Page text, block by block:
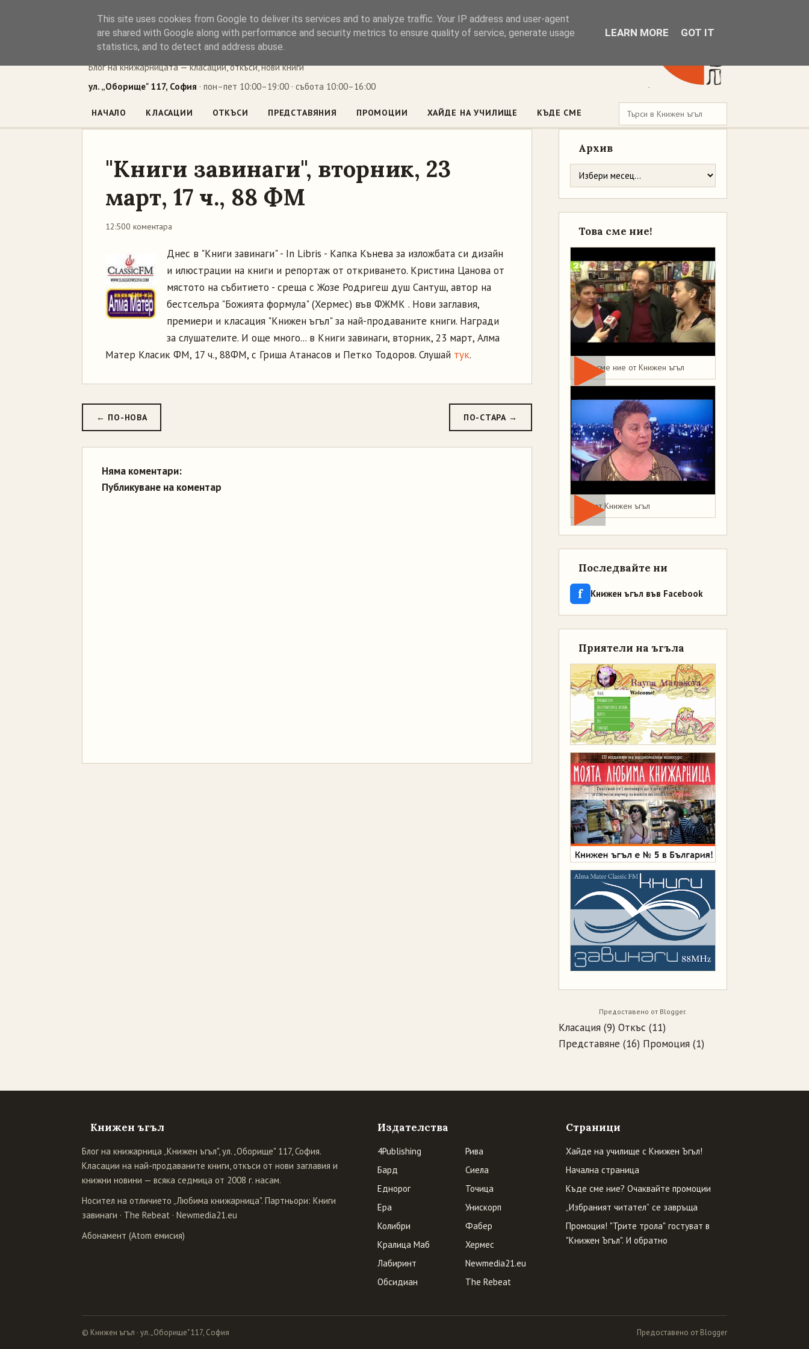
Книжен ъгъл
Блог на книжарницата — класации, откъси, нови книги
ул. „Оборище" 117, София · пон–пет 10:00–19:00 · събота 10:00–16:00
НАЧАЛО КЛАСАЦИИ ОТКЪСИ ПРЕДСТАВЯНИЯ ПРОМОЦИИ ХАЙДЕ НА УЧИЛИЩЕ КЪДЕ СМЕ
"Книги завинаги", вторник, 23
март, 17 ч., 88 ФМ
12:500 коментара
Днес в "Книги завинаги" - In Libris - Капка Кънева за изложбата си дизайн
и илюстрации на книги и репортаж от откриването. Кристина Цанова от
мястото на събитието - среща с Жозе Родригеш душ Сантуш, автор на
бестселъра "Божията формула" (Хермес) във ФЖМК . Нови заглавия,
премиери и класация "Книжен ъгъл" за най-продаваните книги. Награди
за слушателите. И още много... в Книги завинаги, вторник, 23 март, Алма
Матер Класик ФМ, 17 ч., 88ФМ, с Гриша Атанасов и Петко Тодоров. Слушай тук.
← ПО-НОВА ПО-СТАРА →
Няма коментари:
Публикуване на коментар
Архив
Това сме ние!
Това сме ние от Книжен ъгъл
Мая от Книжен ъгъл
Последвайте ни
f Книжен ъгъл във Facebook
Приятели на ъгъла
Предоставено от Blogger.
Класация (9) Откъс (11)
Представяне (16) Промоция (1)
Книжен ъгъл
Блог на книжарница „Книжен ъгъл", ул. „Оборище" 117, София.
Класации на най-продаваните книги, откъси от нови заглавия и
книжни новини — всяка седмица от 2008 г. насам.
Носител на отличието „Любима книжарница". Партньори: Книги
завинаги · The Rebeat · Newmedia21.eu
Абонамент (Atom емисия)
Издателства
4Publishing
Бард
Еднорог
Ера
Колибри
Кралица Маб
Лабиринт
Обсидиан
Рива
Сиела
Точица
Унискорп
Фабер
Хермес
Newmedia21.eu
The Rebeat
Страници
Хайде на училище с Книжен Ъгъл!
Начална страница
Къде сме ние? Очаквайте промоции
„Избраният читател” се завръща
Промоция! "Трите трола" гостуват в
"Книжен Ъгъл". И обратно
© Книжен ъгъл · ул. „Оборище" 117, София Предоставено от Blogger
This site uses cookies from Google to deliver its services and to analyze traffic. Your IP address and user-agent
are shared with Google along with performance and security metrics to ensure quality of service, generate usage
statistics, and to detect and address abuse.
LEARN MORE GOT IT